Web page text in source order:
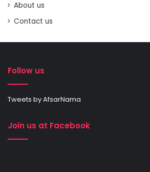
About us
Contact us
Follow us
Tweets by AfsarNama
Join us at Facebook